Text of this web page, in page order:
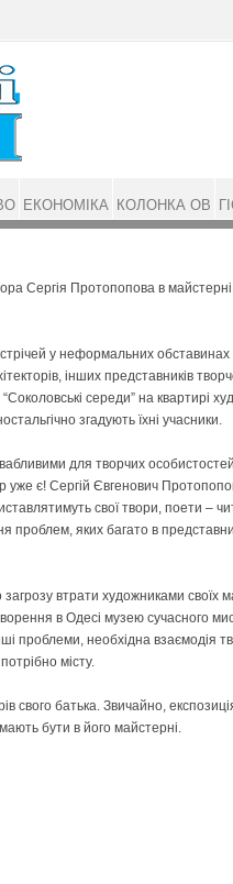
Сергія Протопопова в
у неформальних обставинах
інших представників
середи” на квартирі
згадують їхні учасники.
для творчих
уже є! Сергій Євгенович
свої твори, поети –
яких багато в
втрати художниками своїх
в Одесі музею сучасного
проблеми, необхідна взаємодія
місту.
свого батька. Звичайно,
бути в його майстерні.
ЕКОНОМІКА КОЛОНКА ОВ